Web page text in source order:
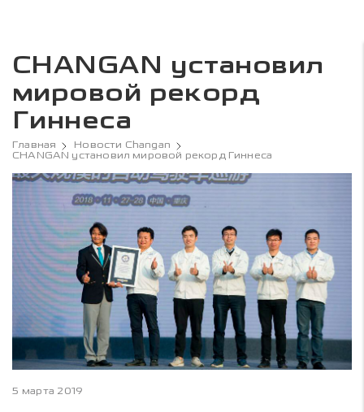
CHANGAN установил
мировой рекорд
Гиннеса
Главная
Новости Changan
CHANGAN установил мировой рекорд Гиннеса
5 марта 2019